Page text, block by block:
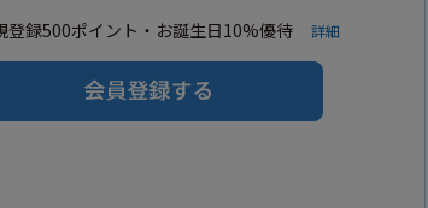
ポイント・お誕生日10%優待 詳細